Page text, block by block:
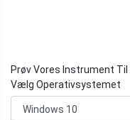
Prøv Vores Instrument
Vælg Operativsystemet